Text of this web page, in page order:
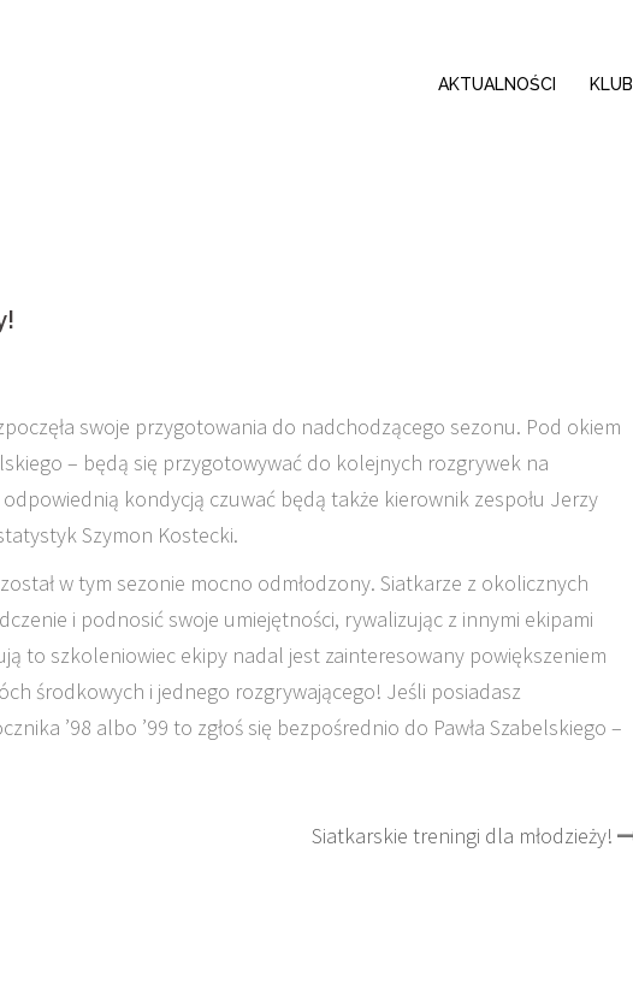
AKTUALNOŚCI KLUB
swoje przygotowania do nadchodzącego sezonu. Pod okiem
– będą się przygotowywać do kolejnych rozgrywek na
kondycją czuwać będą także kierownik zespołu Jerzy
Szymon Kostecki.
w tym sezonie mocno odmłodzony. Siatkarze z okolicznych
i podnosić swoje umiejętności, rywalizując z innymi ekipami
to szkoleniowiec ekipy nadal jest zainteresowany powiększeniem
środkowych i jednego rozgrywającego! Jeśli posiadasz
’98 albo ’99 to zgłoś się bezpośrednio do Pawła Szabelskiego –
Siatkarskie treningi dla młodzieży!